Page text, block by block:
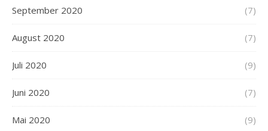
September 2020 (7)
August 2020 (7)
Juli 2020 (9)
Juni 2020 (7)
Mai 2020 (9)